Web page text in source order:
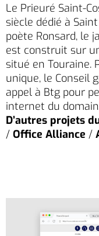
Le Prieuré Saint-
siècle dédié à
poète Ronsard, le
est construit sur
situé en Touraine.
unique, le Conseil
appel à Btg pour
internet du
D’autres projets
/ Office Alliance /